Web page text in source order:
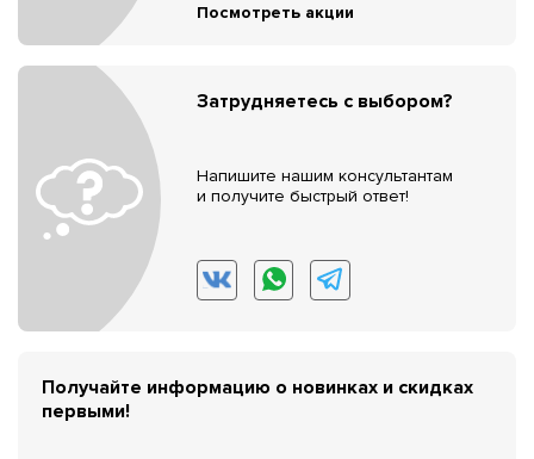
Посмотреть акции
Затрудняетесь с выбором?
Напишите нашим консультантам
и получите быстрый ответ!
Получайте информацию о новинках и скидках
первыми!